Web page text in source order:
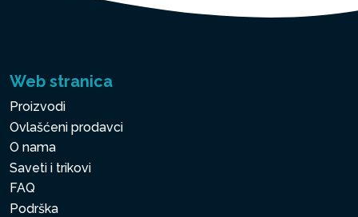
Web stranica
Proizvodi
Ovlašćeni prodavci
O nama
Saveti i trikovi
FAQ
Podrška